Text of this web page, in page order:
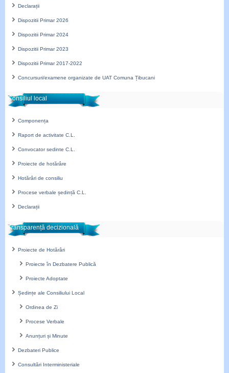
Declarații
Dispozitii Primar 2026
Dispozitii Primar 2024
Dispozitii Primar 2023
Dispozitii Primar 2017-2022
Concursuri/examene organizate de UAT Comuna Țibucani
Consiliul local
Componența
Raport de activitate C.L.
Convocator sedinte C.L.
Proiecte de hotărâre
Hotărâri de consiliu
Procese verbale ședință C.L.
Declarații
Transparență decizională
Proiecte de Hotărâri
Proiecte în Dezbatere Publică
Proiecte Adoptate
Ședințe ale Consiliului Local
Ordinea de Zi
Procese Verbale
Anunțuri și Minute
Dezbateri Publice
Consultări Interministeriale